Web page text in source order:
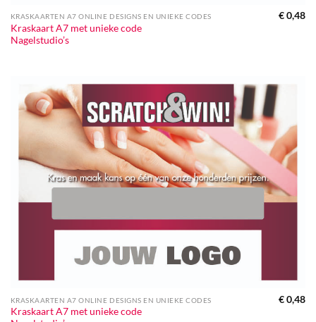
KRASKAARTEN A7 ONLINE DESIGNS EN UNIEKE CODES
Kraskaart A7 met unieke code
Nagelstudio’s
€0,48
KRASKAARTEN A7 ONLINE DESIGNS EN UNIEKE CODES
Kraskaart A7 met unieke code
€0,48